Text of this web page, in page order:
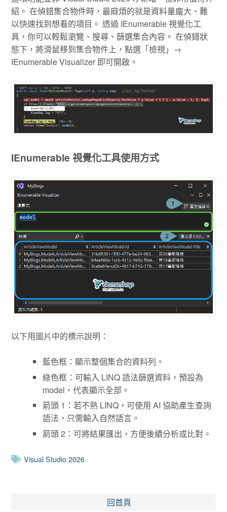
紹。 在偵錯集合物件時，最麻煩的就是資料量龐大、難
以快速找到想看的項目。 透過 IEnumerable 視覺化工
具，你可以輕鬆瀏覽、搜尋、篩選集合內容。 在偵錯狀
態下，將滑鼠移到集合物件上，點選「檢視」→
IEnumerable Visualizer 即可開啟。
IEnumerable 視覺化工具使用方式
以下用圖片中的標示說明：
藍色框：顯示整個集合的資料列。
綠色框：可輸入 LINQ 語法篩選資料，預設為
model，代表顯示全部。
箭頭 1：若不熟 LINQ，可使用 AI 協助產生查詢
語法，只需輸入自然語言。
箭頭 2：可將結果匯出，方便後續分析或比對。
Visual Studio 2026
回首頁